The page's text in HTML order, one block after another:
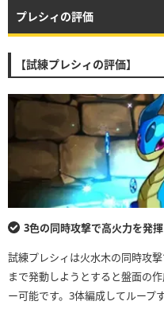
プレシィの評価
【試練プレシィの評価】
3色の同時攻撃で高火力を発揮
試練プレシィは火水木の同時攻
まで発動しようとすると盤面の
ー可能です。3体編成してループ